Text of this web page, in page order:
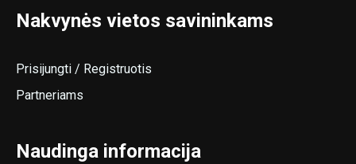
Nakvynės vietos savininkams
Prisijungti / Registruotis
Partneriams
Naudinga informacija